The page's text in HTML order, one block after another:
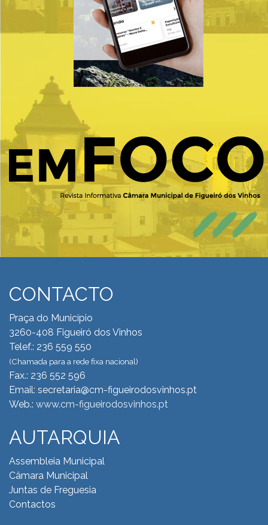
CONTACTO
Praça do Município
3260-408 Figueiró dos Vinhos
Telef.: 236 559 550
(Chamada para a rede fixa nacional)
Fax.: 236 552 596
Email: secretaria@cm-figueirodosvinhos.pt
Web.: www.cm-figueirodosvinhos.pt
AUTARQUIA
Assembleia Municipal
Câmara Municipal
Juntas de Freguesia
Contactos